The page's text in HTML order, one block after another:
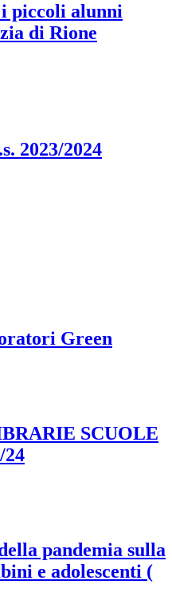
i piccoli alunni
di Rione
2023/2024
Green
SCUOLE
24
pandemia sulla
e adolescenti (